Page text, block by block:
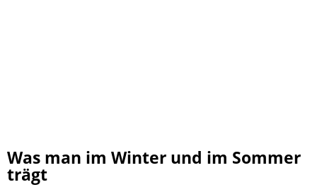
Was man im Winter und im Sommer
trägt